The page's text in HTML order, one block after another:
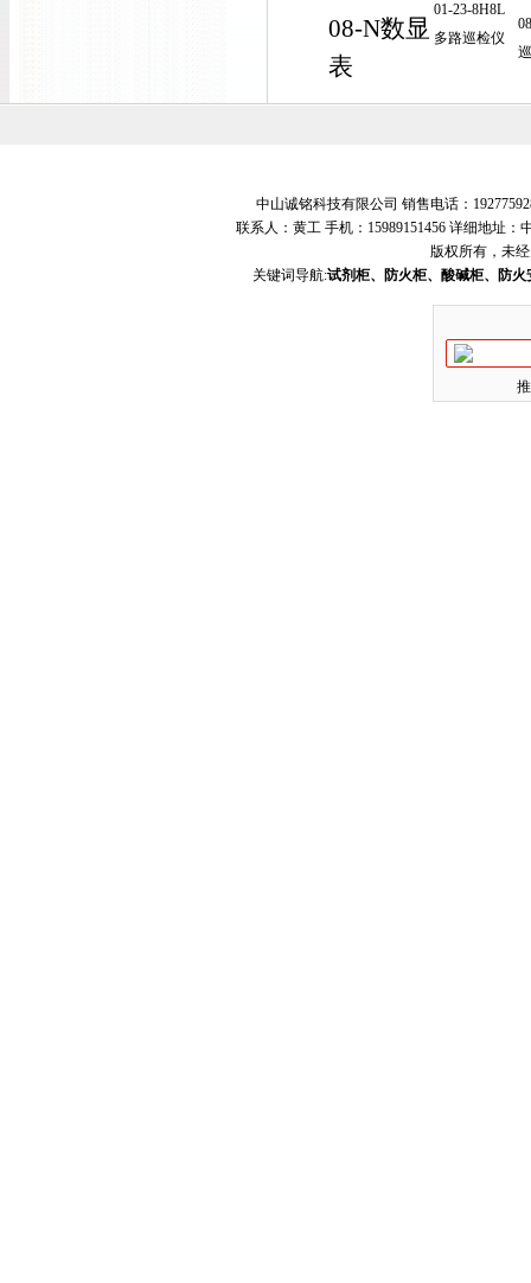
08-N数显
表
01-23-8H8L
多路巡检仪
中山诚铭科技有限公司 销售电话：
联系人：黄工 手机：15989151456 详细地址
版权所有，未
关键词导航:试剂柜、防火柜、酸碱柜、防